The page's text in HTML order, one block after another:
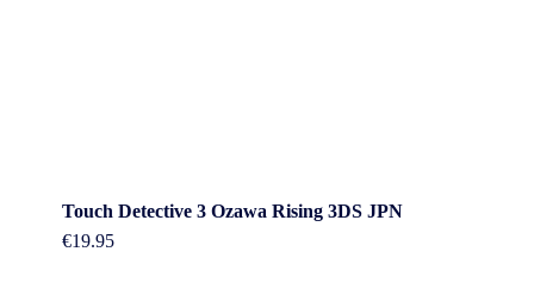
Touch Detective 3 Ozawa Rising 3DS JPN
€19.95